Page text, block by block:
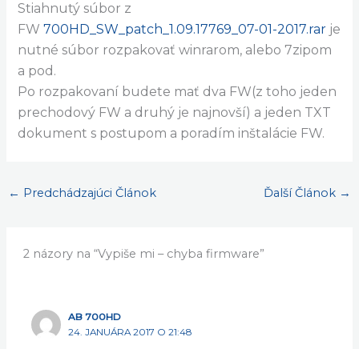
Stiahnutý súbor z
FW700HD_SW_patch_1.09.17769_07-01-2017.rar je
nutné súbor rozpakovať winrarom, alebo 7zipom
a pod.
Po rozpakovaní budete mať dva FW(z toho jeden
prechodový FW a druhý je najnovší) a jeden TXT
dokument s postupom a poradím inštalácie FW.
← Predchádzajúci Článok Ďalší Článok →
2 názory na “Vypiše mi – chyba firmware”
AB 700HD
24. JANUÁRA 2017 O 21:48